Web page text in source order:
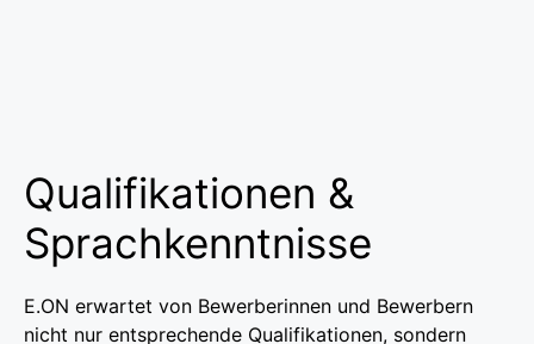
Qualifikationen &
Sprachkenntnisse
E.ON erwartet von Bewerberinnen und Bewerbern
nicht nur entsprechende Qualifikationen, sondern